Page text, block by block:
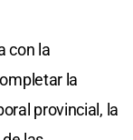
con la
la
provincial, la